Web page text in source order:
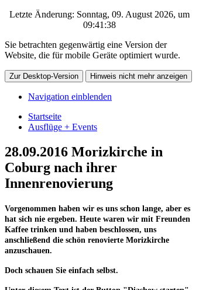
Letzte Änderung: Sonntag, 09. August 2026, um
09:41:38
Sie betrachten gegenwärtig eine Version der
Website, die für mobile Geräte optimiert wurde.
Zur Desktop-Version Hinweis nicht mehr anzeigen
Navigation einblenden
Startseite
Ausflüge + Events
28.09.2016 Morizkirche in
Coburg nach ihrer
Innenrenovierung
Vorgenommen haben wir es uns schon lange, aber es
hat sich nie ergeben. Heute waren wir mit Freunden
Kaffee trinken und haben beschlossen, uns
anschließend die schön renovierte Morizkirche
anzuschauen.
Doch schauen Sie einfach selbst.